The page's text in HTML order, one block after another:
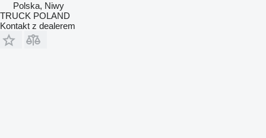
Polska, Niwy
TRUCK POLAND
Kontakt z dealerem